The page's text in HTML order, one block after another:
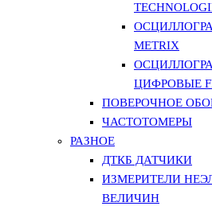
METRIX
ЦИФРОВЫЕ
ПОВЕРОЧНОЕ
ЧАСТОТОМЕРЫ
РАЗНОЕ
ДТКБ ДАТЧИКИ
ИЗМЕРИТЕЛИ
ВЕЛИЧИН